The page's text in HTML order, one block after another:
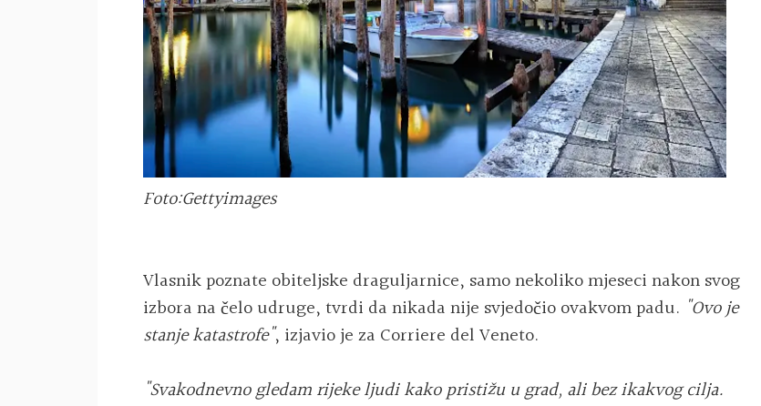
Foto:Gettyimages
Vlasnik poznate obiteljske draguljarnice, samo nekoliko mjeseci nakon svog
izbora na čelo udruge, tvrdi da nikada nije svjedočio ovakvom padu. "Ovo je
stanje katastrofe", izjavio je za Corriere del Veneto.
"Svakodnevno gledam rijeke ljudi kako pristižu u grad, ali bez ikakvog cilja.